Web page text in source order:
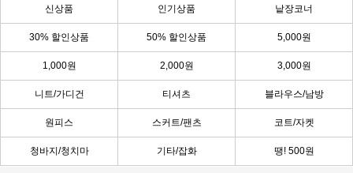
신상품 인기상품 낱장코너
30% 할인상품 50% 할인상품 5,000원
1,000원 2,000원 3,000원
니트/가디건 티셔츠 블라우스/남방
원피스 스커트/팬츠 코트/자켓
청바지/청치마 기타/잡화 땡! 500원